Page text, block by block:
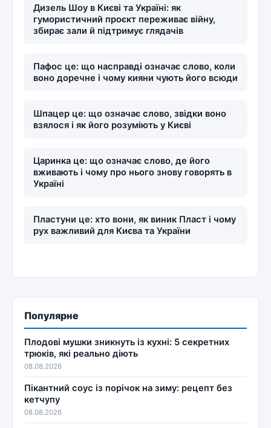
Дизель Шоу в Києві та Україні: як
гумористичний проєкт переживає війну,
збирає зали й підтримує глядачів
Пафос це: що насправді означає слово, коли
воно доречне і чому кияни чують його всюди
Шпацер це: що означає слово, звідки воно
взялося і як його розуміють у Києві
Царинка це: що означає слово, де його
вживають і чому про нього знову говорять в
Україні
Пластуни це: хто вони, як виник Пласт і чому
рух важливий для Києва та України
Популярне
Плодові мушки зникнуть із кухні: 5 секретних
трюків, які реально діють
08.08.2026
Пікантний соус із порічок на зиму: рецепт без
кетчупу
08.08.2026